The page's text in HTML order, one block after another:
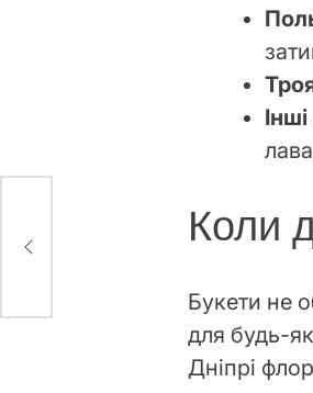
Коли
Букети не
для будь-
Дніпрі